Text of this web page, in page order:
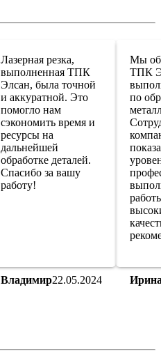
Лазерная резка,
выполненная ТПК
Элсан, была точной
и аккуратной. Это
помогло нам
сэкономить время и
ресурсы на
дальнейшей
обработке деталей.
Спасибо за вашу
работу!
Владимир22.05.2024
Мы
ТПК
по